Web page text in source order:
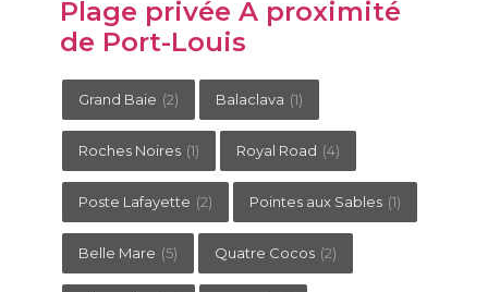
Plage privée A proximité
de Port-Louis
Grand Baie (2) Balaclava (1)
Roches Noires (1) Royal Road (4)
Poste Lafayette (2) Pointes aux Sables (1)
Belle Mare (5) Quatre Cocos (2)